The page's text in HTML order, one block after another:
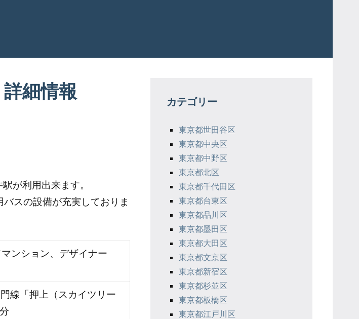
細情報
が利用出来ます。
スの設備が充実しておりま
ンション、デザイナー
線「押上（スカイツリー
カテゴリー
東京都世田谷区
東京都中央区
東京都中野区
東京都北区
東京都千代田区
東京都台東区
東京都品川区
東京都墨田区
東京都大田区
東京都文京区
東京都新宿区
東京都杉並区
東京都板橋区
東京都江戸川区